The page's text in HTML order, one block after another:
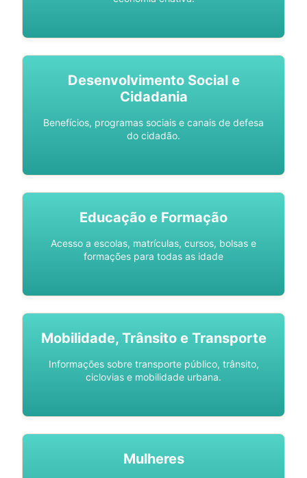
Desenvolvimento Social e
Cidadania
Benefícios, programas sociais e canais de defesa
do cidadão.
Educação e Formação
Acesso a escolas, matrículas, cursos, bolsas e
formações para todas as idade
Mobilidade, Trânsito e Transporte
Informações sobre transporte público, trânsito,
ciclovias e mobilidade urbana.
Mulheres